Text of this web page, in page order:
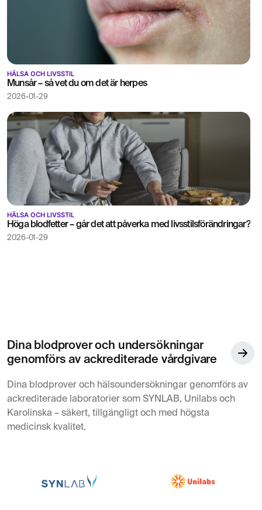
HÄLSA OCH LIVSSTIL
Munsår – så vet du om det är herpes
2026-01-29
HÄLSA OCH LIVSSTIL
Höga blodfetter – går det att påverka med livsstilsförändringar?
2026-01-29
Dina blodprover och undersökningar
genomförs av ackrediterade vårdgivare
Dina blodprover och hälsoundersökningar genomförs av
ackrediterade laboratorier som SYNLAB, Unilabs och
Karolinska – säkert, tillgängligt och med högsta
medicinsk kvalitet.